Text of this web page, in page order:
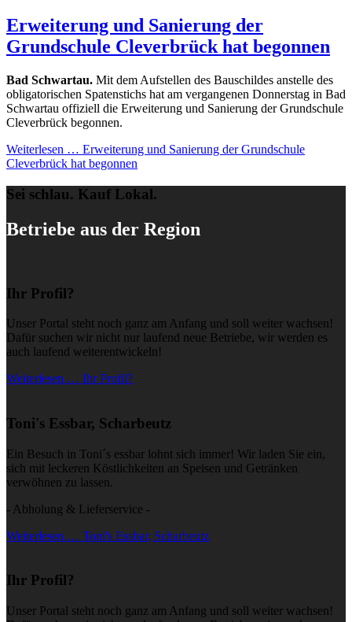
Erweiterung und Sanierung der
Grundschule Cleverbrück hat begonnen
Bad Schwartau. Mit dem Aufstellen des Bauschildes anstelle des
obligatorischen Spatenstichs hat am vergangenen Donnerstag in Bad
Schwartau offiziell die Erweiterung und Sanierung der Grundschule
Cleverbrück begonnen.
Weiterlesen … Erweiterung und Sanierung der Grundschule
Cleverbrück hat begonnen
Sei schlau. Kauf Lokal.
Betriebe aus der Region
Ihr Profil?
Unser Portal steht noch ganz am Anfang und soll weiter wachsen!
Dafür suchen wir nicht nur laufend neue Betriebe, wir werden es
auch laufend weiterentwickeln!
Weiterlesen … Ihr Profil?
Toni's Essbar, Scharbeutz
Ein Besuch in Toni´s essbar lohnt sich immer! Wir laden Sie ein,
sich mit leckeren Köstlichkeiten an Speisen und Getränken
verwöhnen zu lassen.
- Abholung & Lieferservice -
Weiterlesen … Toni's Essbar, Scharbeutz
Ihr Profil?
Unser Portal steht noch ganz am Anfang und soll weiter wachsen!